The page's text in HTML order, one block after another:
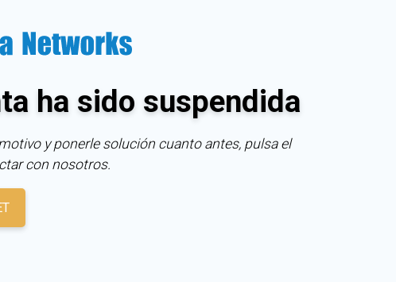
ha sido suspendida
y ponerle solución cuanto antes, pulsa el
con nosotros.